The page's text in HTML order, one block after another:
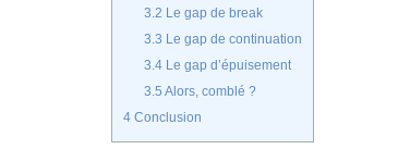
3.2 Le gap de break
3.3 Le gap de continuation
3.4Le gap d’épuisement
3.5 Alors, comblé ?
4 Conclusion